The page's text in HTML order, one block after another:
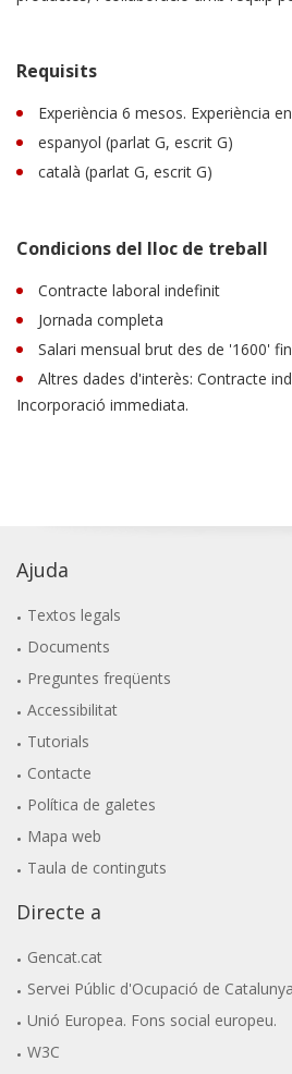
Requisits
Experiència 6 mesos. Experiència
espanyol (parlat G, escrit G)
català (parlat G, escrit G)
Condicions del lloc de treball
Contracte laboral indefinit
Jornada completa
Salari mensual brut des de '1600'
Altres dades d'interès: Contracte
Incorporació immediata.
Ajuda
Textos legals
Documents
Preguntes freqüents
Accessibilitat
Tutorials
Contacte
Política de galetes
Mapa web
Taula de continguts
Directe a
Gencat.cat
Servei Públic d'Ocupació de Catalunya
Unió Europea. Fons social europeu.
W3C